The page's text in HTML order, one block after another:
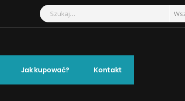
Jak kupować? Kontakt